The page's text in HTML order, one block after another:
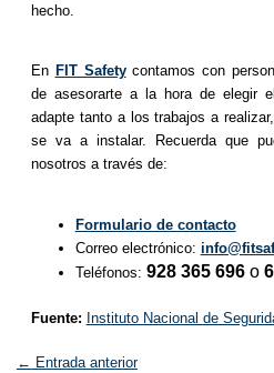
hecho.
En FIT Safetycontamos con
de asesorarte a la hora de elegir
adapte tanto a los trabajos a
se va a instalar. Recuerda que
nosotros a través de:
Formulario de contacto
Correo electrónico:
Teléfonos: 928 365 696o
Fuente: Instituto Nacional de
← Entrada anterior